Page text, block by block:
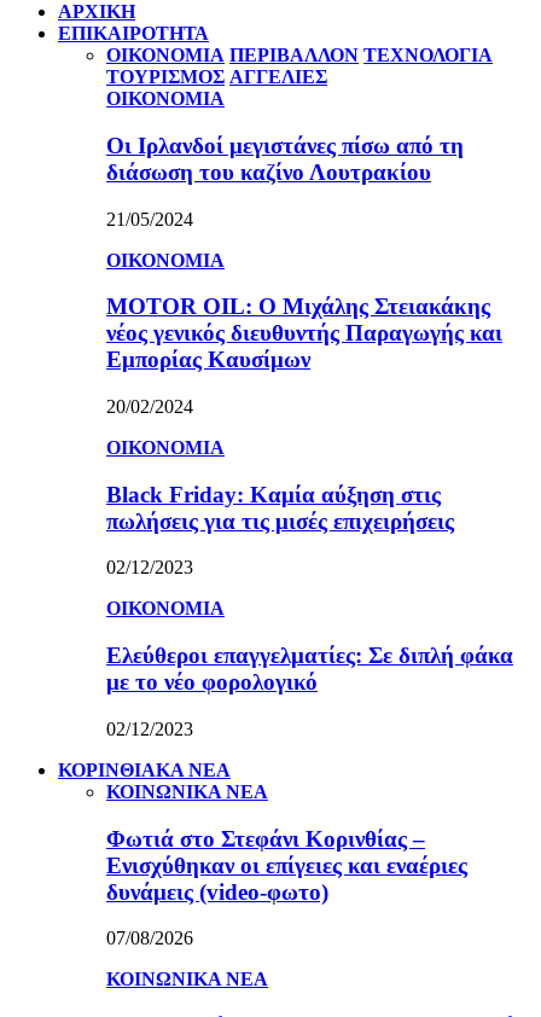
ΑΡΧΙΚΗ
ΕΠΙΚΑΙΡΟΤΗΤΑ
ΟΙΚΟΝΟΜΙΑ ΠΕΡΙΒΑΛΛΟΝ ΤΕΧΝΟΛΟΓΙΑ
ΤΟΥΡΙΣΜΟΣ ΑΓΓΕΛΙΕΣ
ΟΙΚΟΝΟΜΙΑ
Οι Ιρλανδοί μεγιστάνες πίσω από τη
διάσωση του καζίνο Λουτρακίου
21/05/2024
ΟΙΚΟΝΟΜΙΑ
MOTOR OIL: Ο Μιχάλης Στειακάκης
νέος γενικός διευθυντής Παραγωγής και
Εμπορίας Καυσίμων
20/02/2024
ΟΙΚΟΝΟΜΙΑ
Black Friday: Καμία αύξηση στις
πωλήσεις για τις μισές επιχειρήσεις
02/12/2023
ΟΙΚΟΝΟΜΙΑ
Ελεύθεροι επαγγελματίες: Σε διπλή φάκα
με το νέο φορολογικό
02/12/2023
ΚΟΡΙΝΘΙΑΚΑ ΝΕΑ
ΚΟΙΝΩΝΙΚΑ ΝΕΑ
Φωτιά στο Στεφάνι Κορινθίας –
Ενισχύθηκαν οι επίγειες και εναέριες
δυνάμεις (video-φωτο)
07/08/2026
ΚΟΙΝΩΝΙΚΑ ΝΕΑ